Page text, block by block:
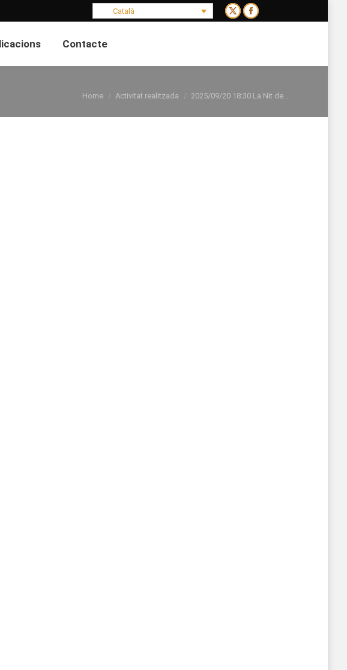
Català
X
in
window
Facebook
in
window
Contacte
You are here:
Home Activitat realitzada 2025/09/20 18:30 La Nit de…